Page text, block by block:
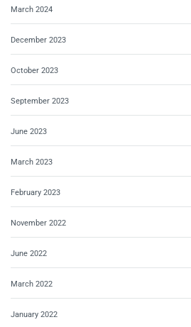
March 2024
December 2023
October 2023
September 2023
June 2023
March 2023
February 2023
November 2022
June 2022
March 2022
January 2022